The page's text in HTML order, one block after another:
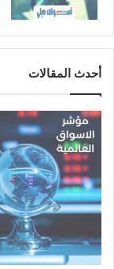
أحدث المقالات